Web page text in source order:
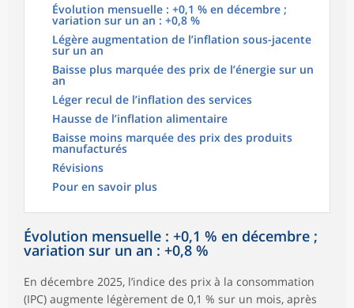
Évolution mensuelle : +0,1 % en décembre ;
variation sur un an : +0,8 %
Légère augmentation de l’inflation sous-jacente
sur un an
Baisse plus marquée des prix de l’énergie sur un
an
Léger recul de l’inflation des services
Hausse de l’inflation alimentaire
Baisse moins marquée des prix des produits
manufacturés
Révisions
Pour en savoir plus
Évolution mensuelle : +0,1 % en décembre ;
variation sur un an : +0,8 %
En décembre 2025, l’indice des prix à la consommation
(IPC) augmente légèrement de 0,1 % sur un mois, après